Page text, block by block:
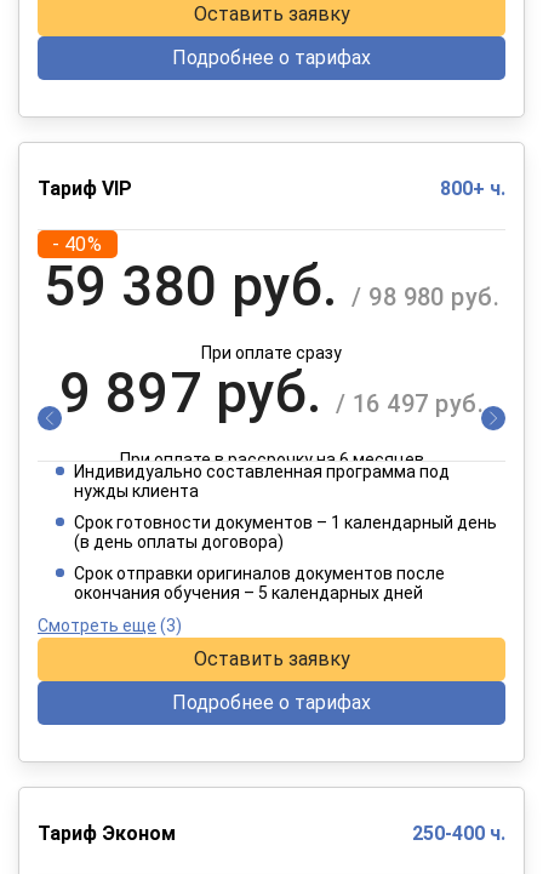
Оставить заявку
Подробнее о тарифах
Тариф VIP 800+ ч.
- 40%
59 380 руб. / 98 980 руб.
При оплате сразу
9 897 руб. / 16 497 руб.
При оплате в рассрочку на 6 месяцев
4 949 руб. / 8 249 руб.
При оплате в рассрочку на 12 месяцев
Индивидуально составленная программа под
нужды клиента
Срок готовности документов – 1 календарный день
(в день оплаты договора)
Срок отправки оригиналов документов после
окончания обучения – 5 календарных дней
Смотреть еще (3)
Оставить заявку
Подробнее о тарифах
Тариф Эконом 250-400 ч.